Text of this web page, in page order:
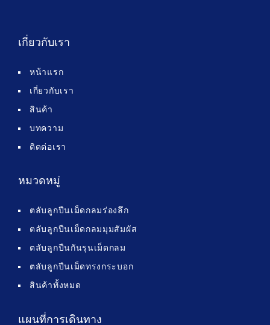
เกี่ยวกับเรา
หน้าแรก
เกี่ยวกับเรา
สินค้า
บทความ
ติดต่อเรา
หมวดหมู่
ตลับลูกปืนเม็ดกลมร่องลึก
ตลับลูกปืนเม็ดกลมมุมสัมผัส
ตลับลูกปืนกันรุนเม็ดกลม
ตลับลูกปืนเม็ดทรงกระบอก
สินค้าทั้งหมด
แผนที่การเดินทาง